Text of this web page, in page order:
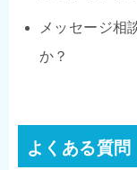
メッセージ相
か？
よくある質問